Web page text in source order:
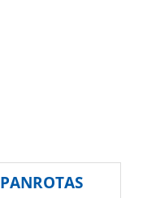
PANROTAS